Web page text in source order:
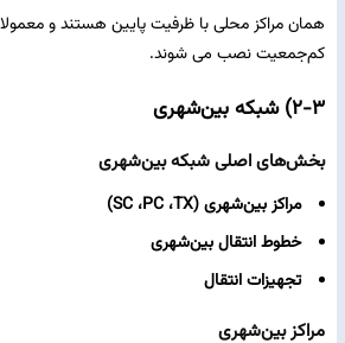
همان مراکز محلی با ظرفیت پایین هستند و
کم‌جمعیت نصب می‌ شوند.
۲-۳) شبکه بین‌شهری
بخش‌های اصلی شبکه بین‌شهری
مراکز بین‌شهری (SC ،PC ،TX)
خطوط انتقال بین‌شهری
تجهیزات انتقال
مراکز بین‌شهری